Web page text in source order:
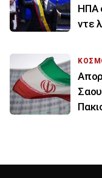
ΗΠΑ
ντε